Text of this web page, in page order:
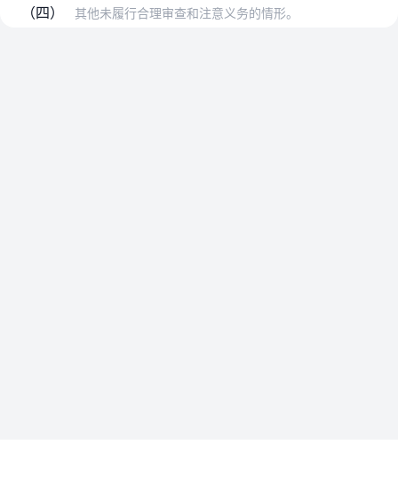
（四） 其他未履行合理审查和注意义务的情形。